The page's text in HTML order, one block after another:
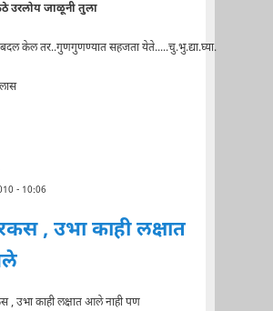
उरलोय जाळूनी तुला
केल तर..गुणगुणण्यात सहजता येते.....चु.भु.द्या.घ्या.
- 10:06
, उभा काही लक्षात
, उभा काही लक्षात आले नाही पण